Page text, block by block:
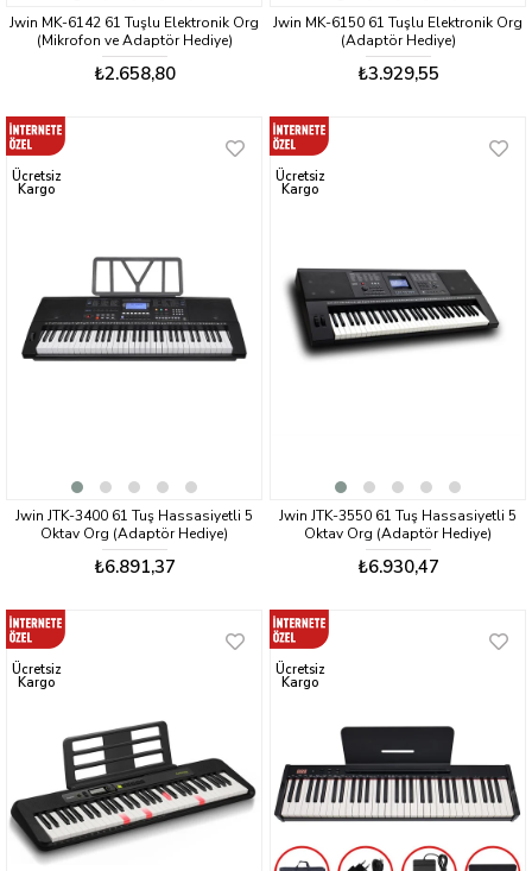
Jwin MK-6142 61 Tuşlu Elektronik Org
(Mikrofon ve Adaptör Hediye)
₺2.658,80
Jwin MK-6150 61 Tuşlu Elektronik Org
(Adaptör Hediye)
₺3.929,55
Jwin JTK-3400 61 Tuş Hassasiyetli 5
Oktav Org (Adaptör Hediye)
₺6.891,37
Ücretsiz
Kargo
Jwin JTK-3550 61 Tuş Hassasiyetli 5
Oktav Org (Adaptör Hediye)
₺6.930,47
Ücretsiz
Kargo
Ücretsiz
Kargo
Ücretsiz
Kargo